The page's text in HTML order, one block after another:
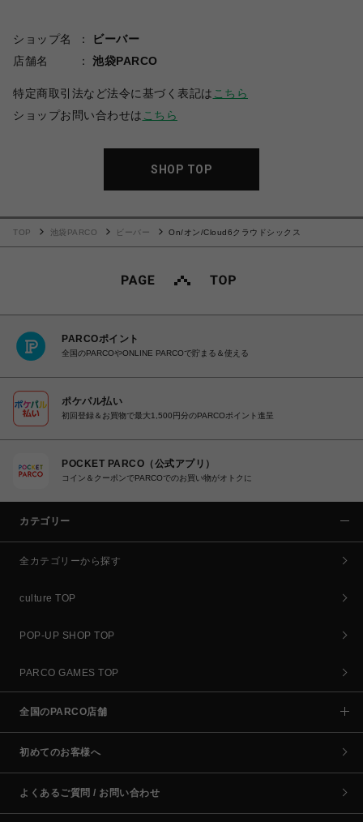
ショップ名
ビーバー
店舗名
池袋PARCO
特定商取引法など法令に基づく表記は こちら
ショップお問い合わせは こちら
SHOP TOP
TOP 池袋PARCO ビーバー On/オン/Cloud6クラウドシックス
PARCOポイント
全国のPARCOやONLINE PARCOで貯まる＆使える
ポケパル払い
初回登録＆お買物で最大1,500円分のPARCOポイント進呈
POCKET PARCO（公式アプリ）
コイン＆クーポンでPARCOでのお買い物がオトクに
カテゴリー
全カテゴリーから探す
culture TOP
POP-UP SHOP TOP
PARCO GAMES TOP
全国のPARCO店舗
初めてのお客様へ
よくあるご質問 / お問い合わせ